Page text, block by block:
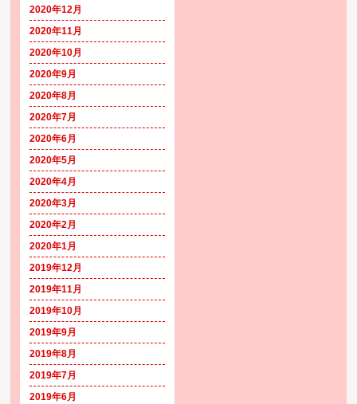
2020年12月
2020年11月
2020年10月
2020年9月
2020年8月
2020年7月
2020年6月
2020年5月
2020年4月
2020年3月
2020年2月
2020年1月
2019年12月
2019年11月
2019年10月
2019年9月
2019年8月
2019年7月
2019年6月